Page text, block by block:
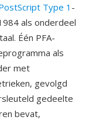
Type 1 -
als onderdeel
Één PFA-
als
met
gevolgd
gedeelte
bevat,